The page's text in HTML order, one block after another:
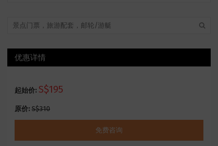
优惠详情
起始价: S$195
原价: S$310
免费咨询